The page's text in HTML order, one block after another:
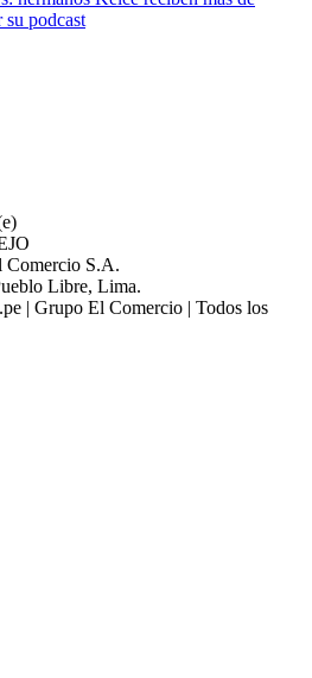
Comercio S.A.
Libre, Lima.
| Grupo El Comercio | Todos los